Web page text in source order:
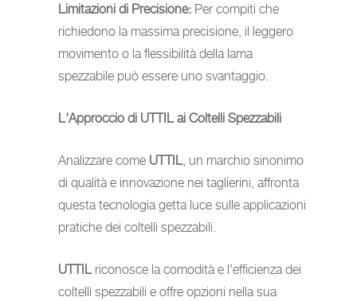
Limitazioni di Precisione: Per compiti che
richiedono la massima precisione, il leggero
movimento o la flessibilità della lama
spezzabile può essere uno svantaggio.
L'Approccio di UTTIL ai Coltelli Spezzabili
Analizzare come UTTIL, un marchio sinonimo
di qualità e innovazione nei taglierini, affronta
questa tecnologia getta luce sulle applicazioni
pratiche dei coltelli spezzabili.
UTTILriconosce la comodità e l'efficienza dei
coltelli spezzabili e offre opzioni nella sua